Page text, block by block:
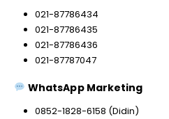
021-87786434
021-87786435
021-87786436
021-87787047
WhatsApp Marketing
0852-1828-6158 (Didin)